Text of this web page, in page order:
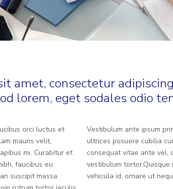
amet, consectetur
lorem, eget sodales odio
orci luctus et
mauris velit,
mi. Curabitur et
faucibus eu
suscipit massa
Vestibulum ante ipsum
ultrices posuere cubilia
consequat vitae ante vel,
vestibulum tortor.Quisque
vehicula id, ornare ut